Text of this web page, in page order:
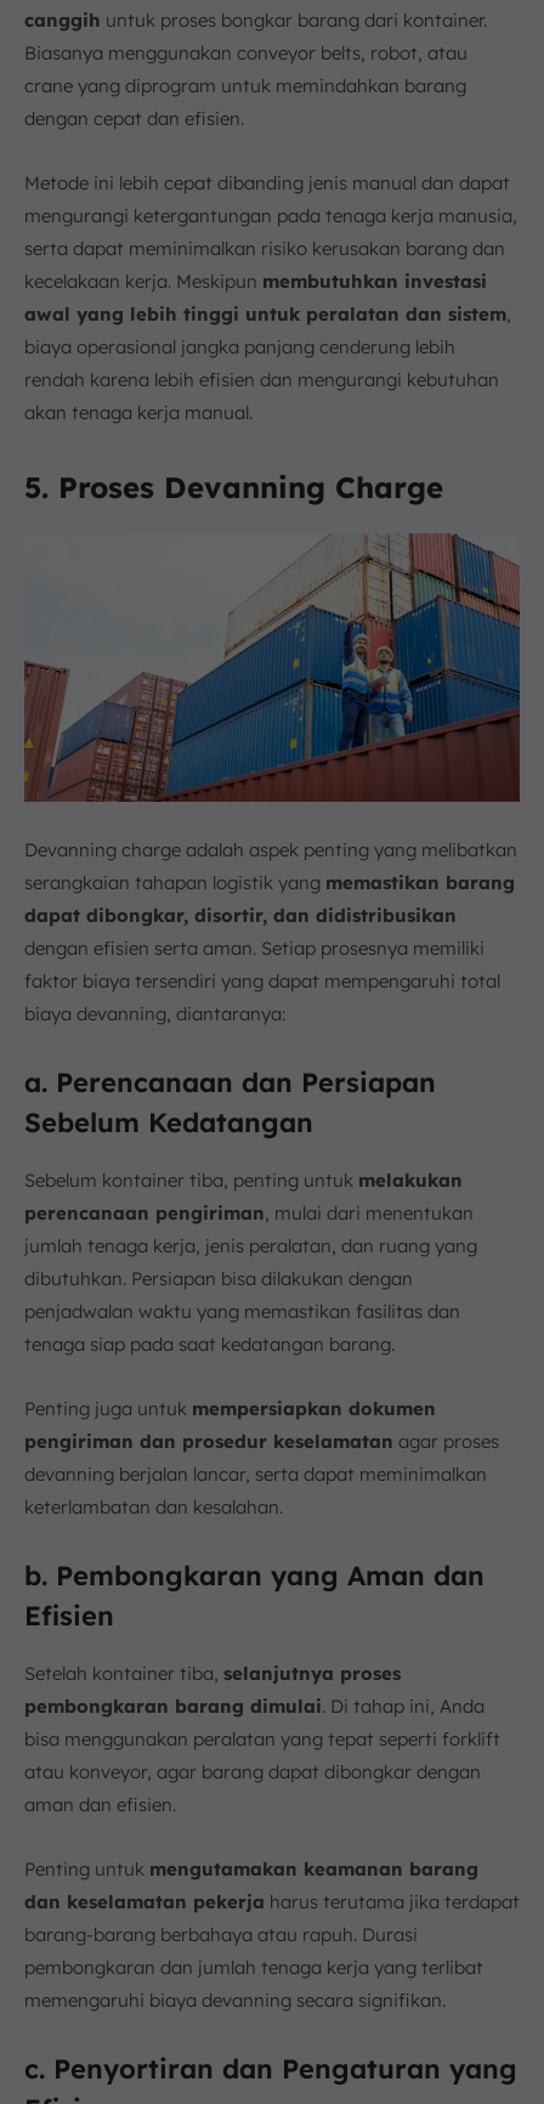
canggih untuk proses bongkar barang dari kontainer.
Biasanya menggunakan conveyor belts, robot, atau
crane yang diprogram untuk memindahkan barang
dengan cepat dan efisien.
Metode ini lebih cepat dibanding jenis manual dan dapat
mengurangi ketergantungan pada tenaga kerja manusia,
serta dapat meminimalkan risiko kerusakan barang dan
kecelakaan kerja. Meskipun membutuhkan investasi
awal yang lebih tinggi untuk peralatan dan sistem
biaya operasional jangka panjang cenderung lebih
rendah karena lebih efisien dan mengurangi kebutuhan
akan tenaga kerja manual.
5. Proses Devanning Charge
Devanning charge adalah aspek penting yang melibatkan
serangkaian tahapan logistik yang memastikan barang
dapat dibongkar, disortir, dan didistribusikan
dengan efisien serta aman. Setiap prosesnya memiliki
faktor biaya tersendiri yang dapat mempengaruhi total
biaya devanning, diantaranya:
a. Perencanaan dan Persiapan
Sebelum Kedatangan
Sebelum kontainer tiba, penting untuk melakukan
perencanaan pengiriman, mulai dari menentukan
jumlah tenaga kerja, jenis peralatan, dan ruang yang
dibutuhkan. Persiapan bisa dilakukan dengan
penjadwalan waktu yang memastikan fasilitas dan
tenaga siap pada saat kedatangan barang.
Penting juga untuk mempersiapkan dokumen
pengiriman dan prosedur keselamatan agar proses
devanning berjalan lancar, serta dapat meminimalkan
keterlambatan dan kesalahan.
b. Pembongkaran yang Aman dan
Efisien
Setelah kontainer tiba, selanjutnya proses
pembongkaran barang dimulai. Di tahap ini, Anda
bisa menggunakan peralatan yang tepat seperti forklift
atau konveyor, agar barang dapat dibongkar dengan
aman dan efisien.
Penting untuk mengutamakan keamanan barang
dan keselamatan pekerja harus terutama jika terdapat
barang-barang berbahaya atau rapuh. Durasi
pembongkaran dan jumlah tenaga kerja yang terlibat
memengaruhi biaya devanning secara signifikan.
c. Penyortiran dan Pengaturan yang